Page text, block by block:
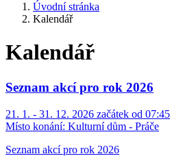
Úvodní stránka
Kalendář
Kalendář
Seznam akcí pro rok 2026
21. 1. - 31. 12. 2026 začátek od 07:45
Místo konání: Kulturní dům - Práče
Seznam akcí pro rok 2026